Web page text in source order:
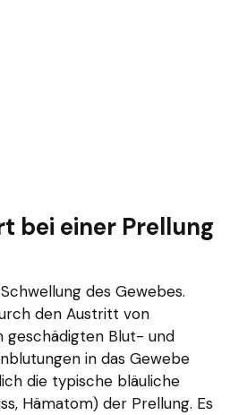
bei einer Prellung
des Gewebes.
den Austritt von
geschädigten Blut- und
in das Gewebe
die typische bläuliche
Hämatom) der Prellung. Es